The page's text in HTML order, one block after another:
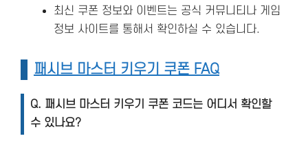
최신 쿠폰 정보와 이벤트는 공식 커뮤니티나 게임
정보 사이트를 통해서 확인하실 수 있습니다.
패시브 마스터 키우기 쿠폰 FAQ
Q. 패시브 마스터 키우기 쿠폰 코드는 어디서 확인할
수 있나요?